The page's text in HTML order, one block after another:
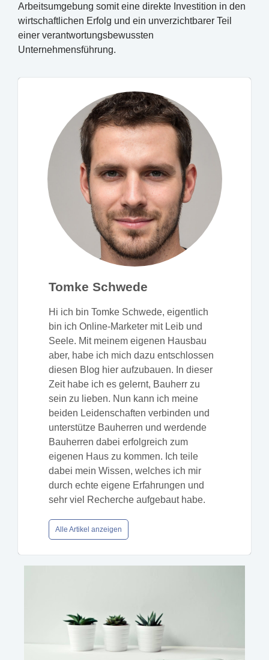
Arbeitsumgebung somit eine direkte Investition in den
wirtschaftlichen Erfolg und ein unverzichtbarer Teil
einer verantwortungsbewussten
Unternehmensführung.
Tomke Schwede
Hi ich bin Tomke Schwede, eigentlich
bin ich Online-Marketer mit Leib und
Seele. Mit meinem eigenen Hausbau
aber, habe ich mich dazu entschlossen
diesen Blog hier aufzubauen. In dieser
Zeit habe ich es gelernt, Bauherr zu
sein zu lieben. Nun kann ich meine
beiden Leidenschaften verbinden und
unterstütze Bauherren und werdende
Bauherren dabei erfolgreich zum
eigenen Haus zu kommen. Ich teile
dabei mein Wissen, welches ich mir
durch echte eigene Erfahrungen und
sehr viel Recherche aufgebaut habe.
Alle Artikel anzeigen